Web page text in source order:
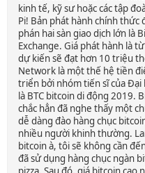
kinh tế, kỹ sư hoặc các tập
Pi! Bản phát hành chính thức
phán hai sàn giao dịch lớn là
Exchange. Giá phát hành là
dự kiến ​​sẽ đạt hơn 10 triệu
Network là một thế hệ tiền
triển bởi nhóm tiến sĩ của Đại
là BTC bitcoin di động 2019.
chắc hẳn đã nghe thấy một
dễ dàng đào hàng chục
nhiều người khinh thường.
bitcoin à, tôi sẽ không cần
đã sử dụng hàng chục ngàn